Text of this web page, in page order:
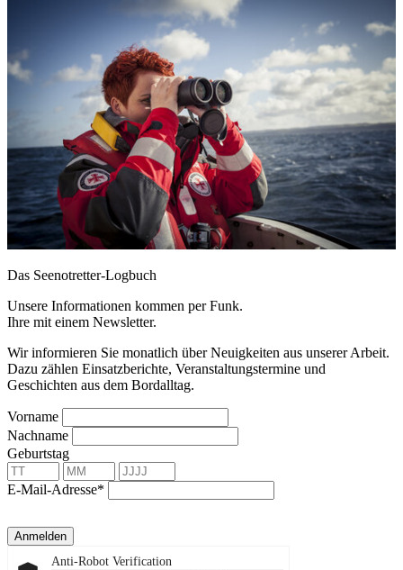
Das Seenotretter-Logbuch
Unsere Informationen kommen per Funk.
Ihre mit einem Newsletter.
Wir informieren Sie monatlich über Neuigkeiten aus unserer Arbeit.
Dazu zählen Einsatzberichte, Veranstaltungstermine und
Geschichten aus dem Bordalltag.
Vorname
Nachname
Geburtstag
E-Mail-Adresse*
Anmelden
Anti-Robot Verification